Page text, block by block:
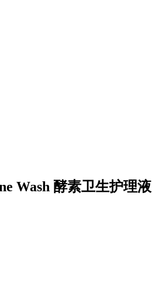
Wash 酵素卫生护理液